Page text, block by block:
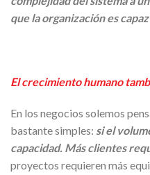
que la organización es
El crecimiento humano
En los negocios solemos
bastante simples: si el
capacidad. Más clientes
proyectos requieren más